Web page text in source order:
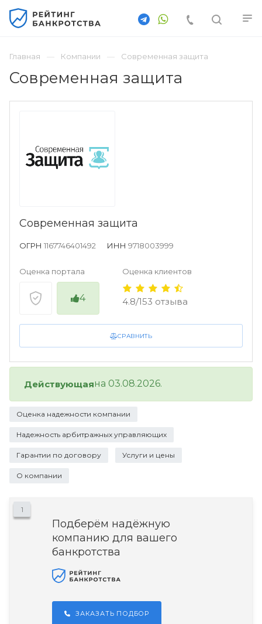
Главная Компании Современная защита
Современная защита
СРАВНИТЬ
Современная защита
ОГРН 1167746401492 ИНН 9718003999
Оценка портала
4
Оценка клиентов
4.8/153 отзыва
Действующаяна 03.08.2026.
Оценка надежности компании
Надежность арбитражных управляющих
Гарантии по договору Услуги и цены
О компании
1
Подберём надёжную
компанию для вашего
банкротства
ЗАКАЗАТЬ ПОДБОР